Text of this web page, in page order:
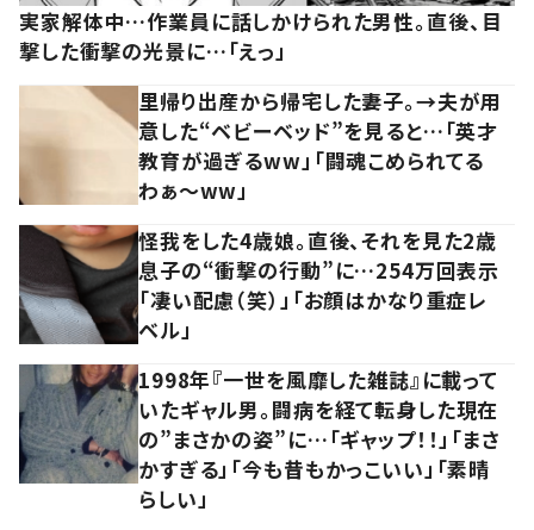
実家解体中…作業員に話しかけられた男性。直後、目
撃した衝撃の光景に…「えっ」
里帰り出産から帰宅した妻子。→夫が用
意した“ベビーベッド”を見ると…「英才
教育が過ぎるww」「闘魂こめられてる
わぁ～ww」
怪我をした4歳娘。直後、それを見た2歳
息子の“衝撃の行動”に…254万回表示
「凄い配慮（笑）」「お顔はかなり重症レ
ベル」
1998年『一世を風靡した雑誌』に載って
いたギャル男。闘病を経て転身した現在
の”まさかの姿”に…「ギャップ！！」「まさ
かすぎる」「今も昔もかっこいい」「素晴
らしい」